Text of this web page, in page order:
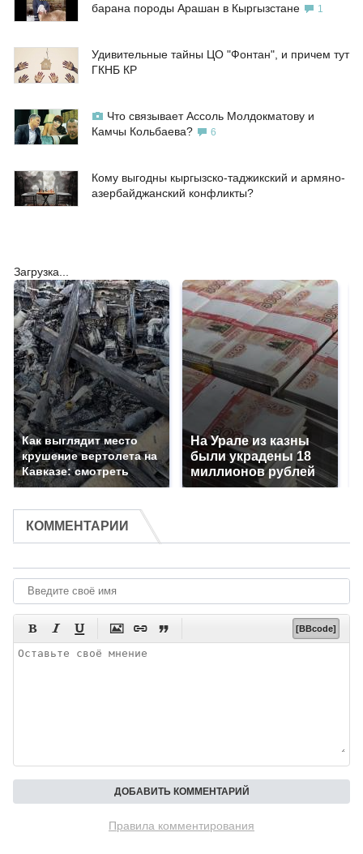
барана породы Арашан в Кыргызстане
1
Удивительные тайны ЦО "Фонтан", и причем тут
ГКНБ КР
Что связывает Ассоль Молдокматову и
Камчы Кольбаева?
6
Кому выгодны кыргызско-таджикский и армяно-
азербайджанский конфликты?
Загрузка...
Как выглядит место
крушение вертолета на
Кавказе: смотреть
На Урале из казны
были украдены 18
миллионов рублей
КОММЕНТАРИИ
      [BBcode]
Правила комментирования